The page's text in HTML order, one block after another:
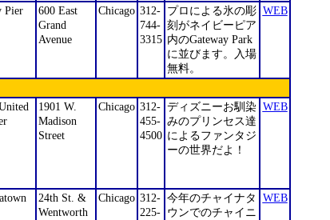
Pier
600 East
Grand
Avenue
Chicago 312-
744-
3315
プロによる氷の彫
刻がネイビーピア
内のGateway Park
に並びます。入場
無料。
WEB
1901 W.
Madison
Street
Chicago 312-
455-
4500
ディズニーお馴染
みのプリンセス達
によるファンタジ
ーの世界だよ！
WEB
24th St. &
Wentworth
Chicago 312-
225-
今年のチャイナタ
ウンでのチャイニ
WEB